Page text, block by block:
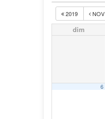
2019 NOV
dim
6